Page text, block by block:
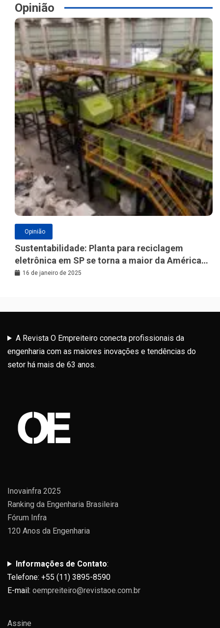
Opinião
Opinião
Sustentabilidade: Planta para reciclagem
eletrônica em SP se torna a maior da América
Latina
16 de janeiro de 2025
A Revista O Empreiteiro conecta profissionais da
engenharia com as maiores inovações e tendências do
setor há mais de 63 anos.
Inovainfra 2025
Ranking da Engenharia Brasileira
Fórum Infra
120 Anos da Engenharia
Informações de Contato:
Telefone: +55 (11) 3895-8590
E-mail: oempreiteiro@revistaoe.com.br
Assine